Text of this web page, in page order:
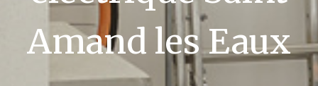
Amand les Eaux